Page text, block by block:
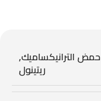
حمض الترانيكساميك,
ريتينول